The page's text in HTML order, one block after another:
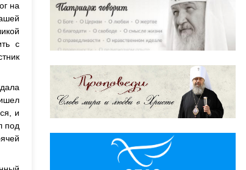
на
с
и
под